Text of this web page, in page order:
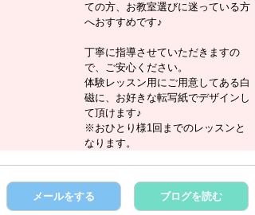
ての方、お教室選びに迷っている方
へおすすめです♪
丁寧に指導させていただきますの
で、ご安心ください。
体験レッスン用にご用意してある白
磁に、お好きな転写紙でデザインし
て頂けます♪
※おひとり様1回までのレッスンと
なります。
メールをする ブログを読む